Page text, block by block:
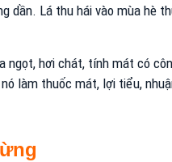
dần. Lá thu hái vào mùa hè
ngọt, hơi chát, tính mát có
làm thuốc mát, lợi tiểu,